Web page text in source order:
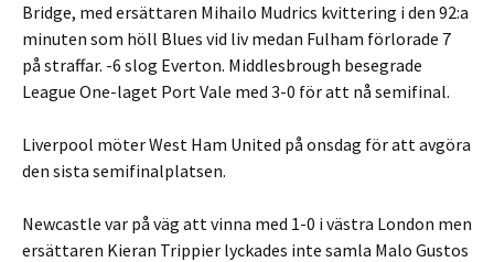
Bridge, med ersättaren Mihailo Mudrics kvittering i den 92:a
minuten som höll Blues vid liv medan Fulham förlorade 7
på straffar. -6 slog Everton. Middlesbrough besegrade
League One-laget Port Vale med 3-0 för att nå semifinal.
Liverpool möter West Ham United på onsdag för att avgöra
den sista semifinalplatsen.
Newcastle var på väg att vinna med 1-0 i västra London men
ersättaren Kieran Trippier lyckades inte samla Malo Gustos